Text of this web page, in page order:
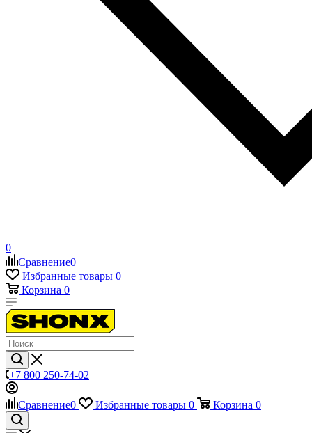
0
Сравнение0
Избранные товары 0
Корзина 0
+7 800 250-74-02
Сравнение0 Избранные товары 0 Корзина 0